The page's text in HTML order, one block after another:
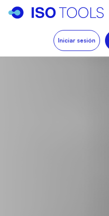
Iniciar sesión